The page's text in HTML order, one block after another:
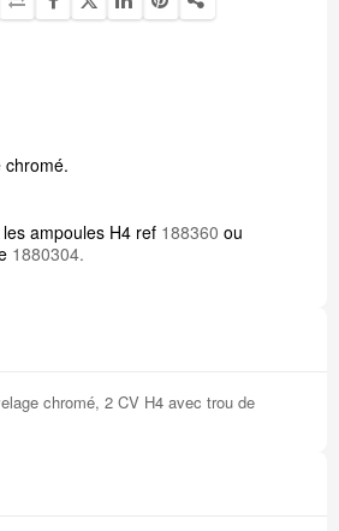
chromé.
ampoules H4 ref 188360 ou
1880304.
chromé, 2 CV H4 avec trou de